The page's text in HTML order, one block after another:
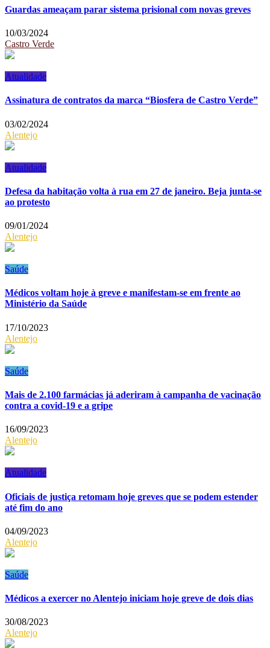
Guardas ameaçam parar sistema prisional com novas greves
10/03/2024
Castro Verde
Atualidade
Assinatura de contratos da marca “Biosfera de Castro Verde”
03/02/2024
Alentejo
Atualidade
Defesa da habitação volta à rua em 27 de janeiro. Beja junta-se
ao protesto
09/01/2024
Alentejo
Saúde
Médicos voltam hoje à greve e manifestam-se em frente ao
Ministério da Saúde
17/10/2023
Alentejo
Saúde
Mais de 2.100 farmácias já aderiram à campanha de vacinação
contra a covid-19 e a gripe
16/09/2023
Alentejo
Atualidade
Oficiais de justiça retomam hoje greves que se podem estender
até fim do ano
04/09/2023
Alentejo
Saúde
Médicos a exercer no Alentejo iniciam hoje greve de dois dias
30/08/2023
Alentejo